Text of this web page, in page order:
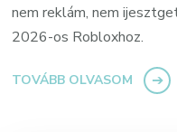
nem reklám, nem
2026-os Robloxhoz.
TOVÁBB OLVASOM